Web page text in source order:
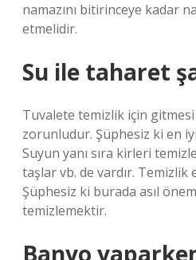
namazını bitirinceye kadar
etmelidir.
Su ile taharet
Tuvalete temizlik için
zorunludur. Şüphesiz ki en
Suyun yanı sıra kirleri
taşlar vb. de vardır. Temizlik
Şüphesiz ki burada asıl
temizlemektir.
Banyo